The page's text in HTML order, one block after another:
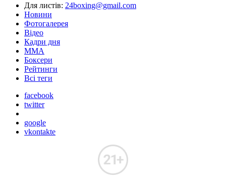
Для листів: 24boxing@gmail.com
Новини
Фотогалерея
Відео
Кадри дня
ММА
Боксери
Рейтинги
Всі теги
facebook
twitter
google
vkontakte